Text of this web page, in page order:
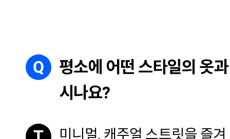
Q
평소에 어떤 스타일의 옷
시나요?
미니멀, 캐주얼 스트릿을 즐